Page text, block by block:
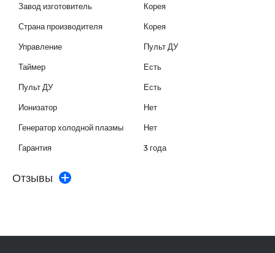
Завод изготовитель Корея
Страна производителя Корея
Управление Пульт ДУ
Таймер Есть
Пульт ДУ Есть
Ионизатор Нет
Генератор холодной плазмы Нет
Гарантия 3 года
Отзывы